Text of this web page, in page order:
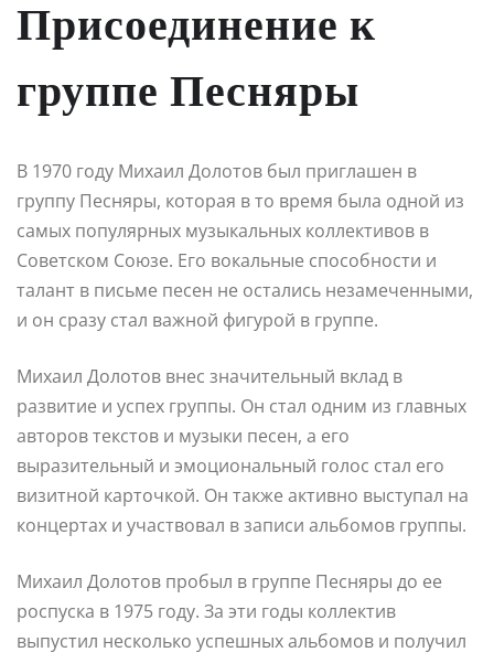
Присоединение к
группе Песняры
В 1970 году Михаил Долотов был приглашен в
группу Песняры, которая в то время была одной из
самых популярных музыкальных коллективов в
Советском Союзе. Его вокальные способности и
талант в письме песен не остались незамеченными,
и он сразу стал важной фигурой в группе.
Михаил Долотов внес значительный вклад в
развитие и успех группы. Он стал одним из главных
авторов текстов и музыки песен, а его
выразительный и эмоциональный голос стал его
визитной карточкой. Он также активно выступал на
концертах и участвовал в записи альбомов группы.
Михаил Долотов пробыл в группе Песняры до ее
роспуска в 1975 году. За эти годы коллектив
выпустил несколько успешных альбомов и получил